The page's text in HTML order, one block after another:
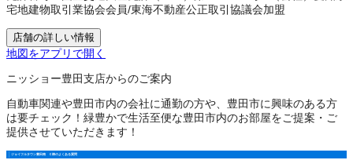
宅地建物取引業協会会員/東海不動産公正取引協議会加盟
店舗の詳しい情報
地図をアプリで開く
ニッショー豊田支店からのご案内
自動車関連や豊田市内の会社に通勤の方や、豊田市に興味のある方
は要チェック！緑豊かで生活至便な豊田市内のお部屋をご提案・ご
提供させていただきます！
ジョイフルタウン豊田南 Ｃ棟のよくある質問